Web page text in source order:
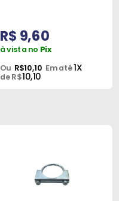
R$ 9,60
à vista no Pix
Ou R$10,10 Em até1X
de R$10,10